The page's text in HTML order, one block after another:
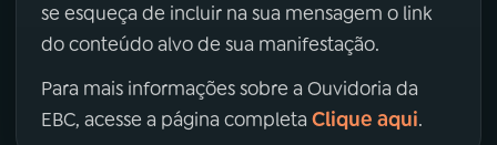
se esqueça de incluir na sua mensagem o link
do conteúdo alvo de sua manifestação.
Para mais informações sobre a Ouvidoria da
EBC, acesse a página completa Clique aqui.